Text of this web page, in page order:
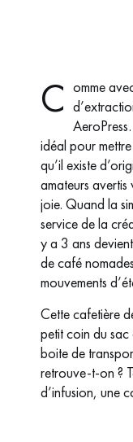
C omme
idéal pour
qu’il existe
amateurs
joie. Quand la
service de la
y a 3 ans
de café
mouvements
Cette cafetière
petit coin du
boite de
retrouve-t-on ?
d’infusion, une